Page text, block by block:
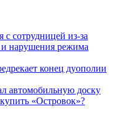
с сотрудницей из-за
и нарушения режима
конец дуополии
автомобильную доску
«Островок»?